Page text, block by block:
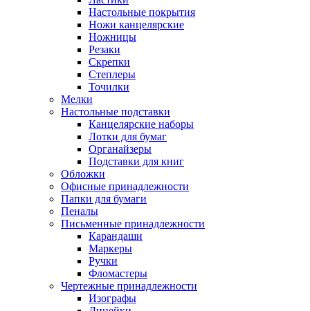
Настольные покрытия
Ножи канцелярские
Ножницы
Резаки
Скрепки
Степлеры
Точилки
Мелки
Настольные подставки
Канцелярские наборы
Лотки для бумаг
Органайзеры
Подставки для книг
Обложки
Офисные принадлежности
Папки для бумаги
Пеналы
Письменные принадлежности
Карандаши
Маркеры
Ручки
Фломастеры
Чертежные принадлежности
Изографы